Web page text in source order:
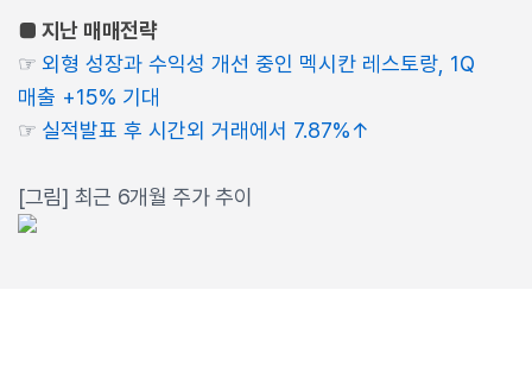
■ 지난 매매전략
☞ 외형 성장과 수익성 개선 중인 멕시칸 레스토랑, 1Q
매출 +15% 기대
☞ 실적발표 후 시간외 거래에서 7.87%↑
[그림] 최근 6개월 주가 추이